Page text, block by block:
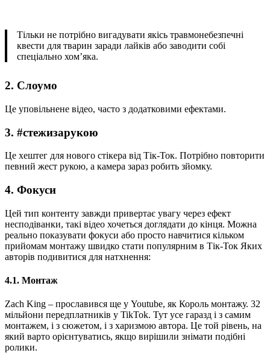
Тільки не потрібно вигадувати якісь травмонебезпечні
квести для тварин заради лайків або заводити собі
спеціально хом’яка.
2. Слоумо
Це уповільнене відео, часто з додатковими ефектами.
3. #стежизарукою
Це хештег для нового стікера від Тік-Ток. Потрібно повторити
певний жест рукою, а камера зараз робить зйомку.
4. Фокуси
Цей тип контенту завжди привертає увагу через ефект
несподіванки, такі відео хочеться доглядати до кінця. Можна
реально показувати фокуси або просто навчитися кільком
прийомам монтажу швидко стати популярним в Тік-Ток Яких
авторів подивитися для натхнення:
4.1. Монтаж
Zach King – прославився ще у Youtube, як Король монтажу. 32
мільйони передплатників у TikTok. Тут усе гаразд і з самим
монтажем, і з сюжетом, і з харизмою автора. Це той рівень, на
який варто орієнтуватись, якщо вирішили знімати подібні
ролики.